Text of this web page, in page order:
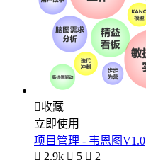
收藏
立即使用
项目管理 - 韦恩图V1.0
 2.9k  5  2